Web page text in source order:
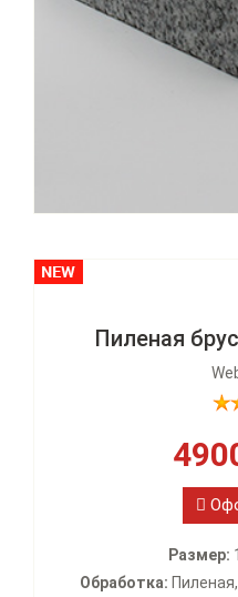
Пиленая
Размер:
Обработка: